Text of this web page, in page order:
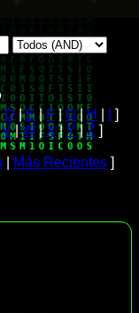
D|E | F |G| H
]
V|W |X|Y|Z ]
| Más Recientes]